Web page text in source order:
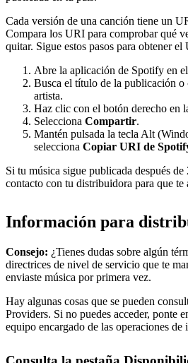
Cada versión de una canción tiene un
Compara los URI para comprobar qué
quitar. Sigue estos pasos para obtener el
Abre la aplicación de Spotify en
Busca el título de la publicación o
artista.
Haz clic con el botón derecho en
Selecciona Compartir.
Mantén pulsada la tecla Alt
selecciona Copiar URI de
Si tu música sigue publicada después
contacto con tu distribuidora para que te
Información para
Consejo: ¿Tienes dudas sobre algún
directrices de nivel de servicio que te
enviaste música por primera vez.
Hay algunas cosas que se pueden
Providers. Si no puedes acceder, ponte
equipo encargado de las operaciones